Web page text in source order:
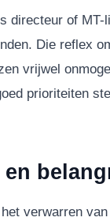
directeur of
Die reflex
vrijwel
prioriteiten
verwarren